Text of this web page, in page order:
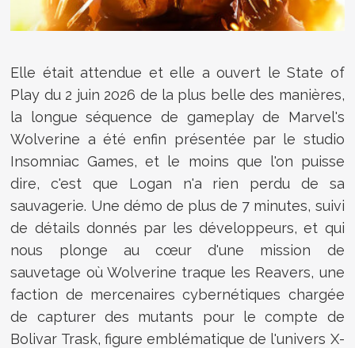
Elle était attendue et elle a ouvert le State of
Play du 2 juin 2026 de la plus belle des manières,
la longue séquence de gameplay de Marvel's
Wolverine a été enfin présentée par le studio
Insomniac Games, et le moins que l'on puisse
dire, c'est que Logan n'a rien perdu de sa
sauvagerie. Une démo de plus de 7 minutes, suivi
de détails donnés par les développeurs, et qui
nous plonge au cœur d'une mission de
sauvetage où Wolverine traque les Reavers, une
faction de mercenaires cybernétiques chargée
de capturer des mutants pour le compte de
Bolivar Trask, figure emblématique de l'univers X-